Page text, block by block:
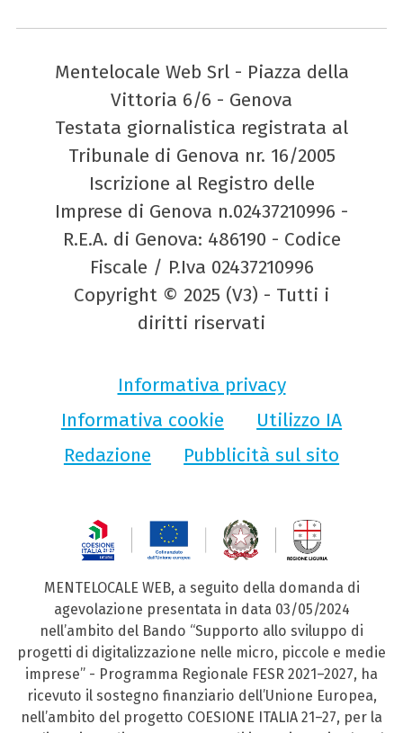
Mentelocale Web Srl - Piazza della
Vittoria 6/6 - Genova
Testata giornalistica registrata al
Tribunale di Genova nr. 16/2005
Iscrizione al Registro delle
Imprese di Genova n.02437210996 -
R.E.A. di Genova: 486190 - Codice
Fiscale / P.Iva 02437210996
Copyright © 2025 (V3) - Tutti i
diritti riservati
Informativa privacy
Informativa cookie
Utilizzo IA
Redazione
Pubblicità sul sito
MENTELOCALE WEB, a seguito della domanda di
agevolazione presentata in data 03/05/2024
nell’ambito del Bando “Supporto allo sviluppo di
progetti di digitalizzazione nelle micro, piccole e medie
imprese” - Programma Regionale FESR 2021–2027, ha
ricevuto il sostegno finanziario dell’Unione Europea,
nell’ambito del progetto COESIONE ITALIA 21–27, per la